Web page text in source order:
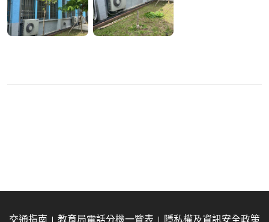
交通指南 教育局電話分機一覽表 隱私權及資訊安全政策